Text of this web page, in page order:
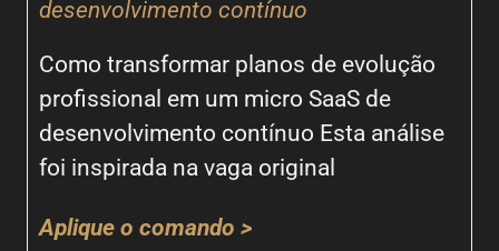
desenvolvimento contínuo
Como transformar planos de evolução
profissional em um micro SaaS de
desenvolvimento contínuo Esta análise
foi inspirada na vaga original
Aplique o comando >